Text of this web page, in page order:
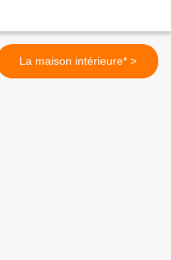
La maison intérieure* >